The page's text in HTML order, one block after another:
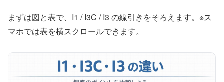
まずは図と表で、I1 / I3C / I3 の線引きをそろえます。※ス
マホでは表を横スクロールできます。